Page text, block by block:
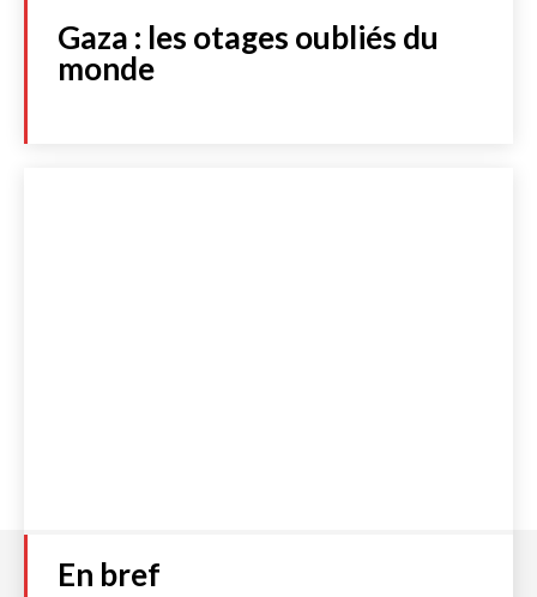
Gaza : les otages oubliés du
monde
En bref